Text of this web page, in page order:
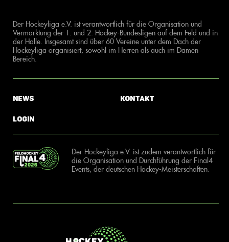
Der Hockeyliga e.V. ist verantwortlich für die Organisation und
Vermarktung der 1. und 2. Hockey-Bundesligen auf dem Feld und in
der Halle. Insgesamt sind über 60 Vereine unter dem Dach der
Hockeyliga organisiert, sowohl im Herren als auch im Damen
Bereich.
News
Login
Kontakt
Der Hockeyliga e.V. ist zudem verantwortlich für
die Organisation und Durchführung der Final4
Events, der deutschen Hockey-Meisterschaften.